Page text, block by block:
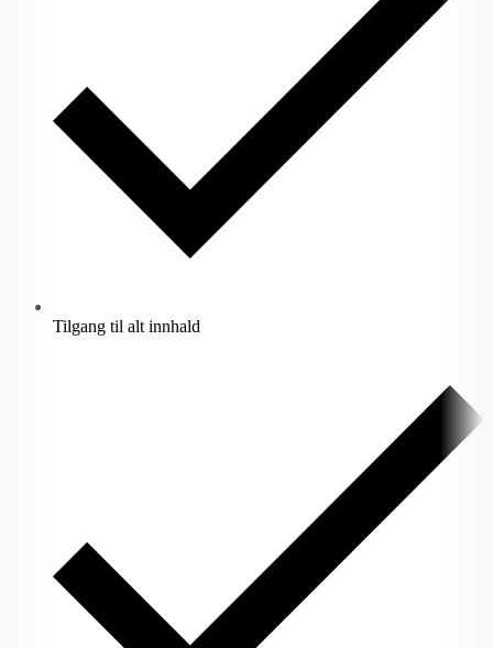
Tilgang til alt innhald